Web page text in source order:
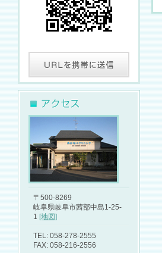
〒500-8269
岐阜県岐阜市茜部中島1-25-
1 [地図]
TEL: 058-278-2555
FAX: 058-216-2556